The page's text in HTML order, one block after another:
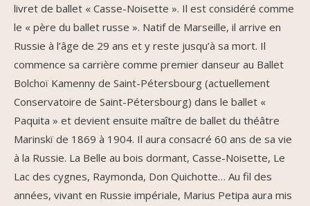
livret de ballet « Casse-Noisette ». Il est considéré comme
le « père du ballet russe ». Natif de Marseille, il arrive en
Russie à l’âge de 29 ans et y reste jusqu’à sa mort. Il
commence sa carrière comme premier danseur au Ballet
Bolchoï Kamenny de Saint-Pétersbourg (actuellement
Conservatoire de Saint-Pétersbourg) dans le ballet «
Paquita » et devient ensuite maître de ballet du théâtre
Marinskï de 1869 à 1904. Il aura consacré 60 ans de sa vie
à la Russie. La Belle au bois dormant, Casse-Noisette, Le
Lac des cygnes, Raymonda, Don Quichotte… Au fil des
années, vivant en Russie impériale, Marius Petipa aura mis